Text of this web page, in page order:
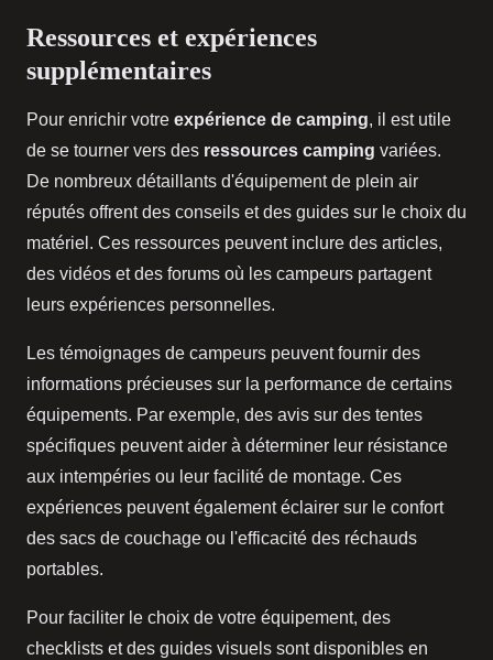
Ressources et expériences
supplémentaires
Pour enrichir votre expérience de camping, il est utile
de se tourner vers des ressources camping variées.
De nombreux détaillants d'équipement de plein air
réputés offrent des conseils et des guides sur le choix du
matériel. Ces ressources peuvent inclure des articles,
des vidéos et des forums où les campeurs partagent
leurs expériences personnelles.
Les témoignages de campeurs peuvent fournir des
informations précieuses sur la performance de certains
équipements. Par exemple, des avis sur des tentes
spécifiques peuvent aider à déterminer leur résistance
aux intempéries ou leur facilité de montage. Ces
expériences peuvent également éclairer sur le confort
des sacs de couchage ou l'efficacité des réchauds
portables.
Pour faciliter le choix de votre équipement, des
checklists et des guides visuels sont disponibles en